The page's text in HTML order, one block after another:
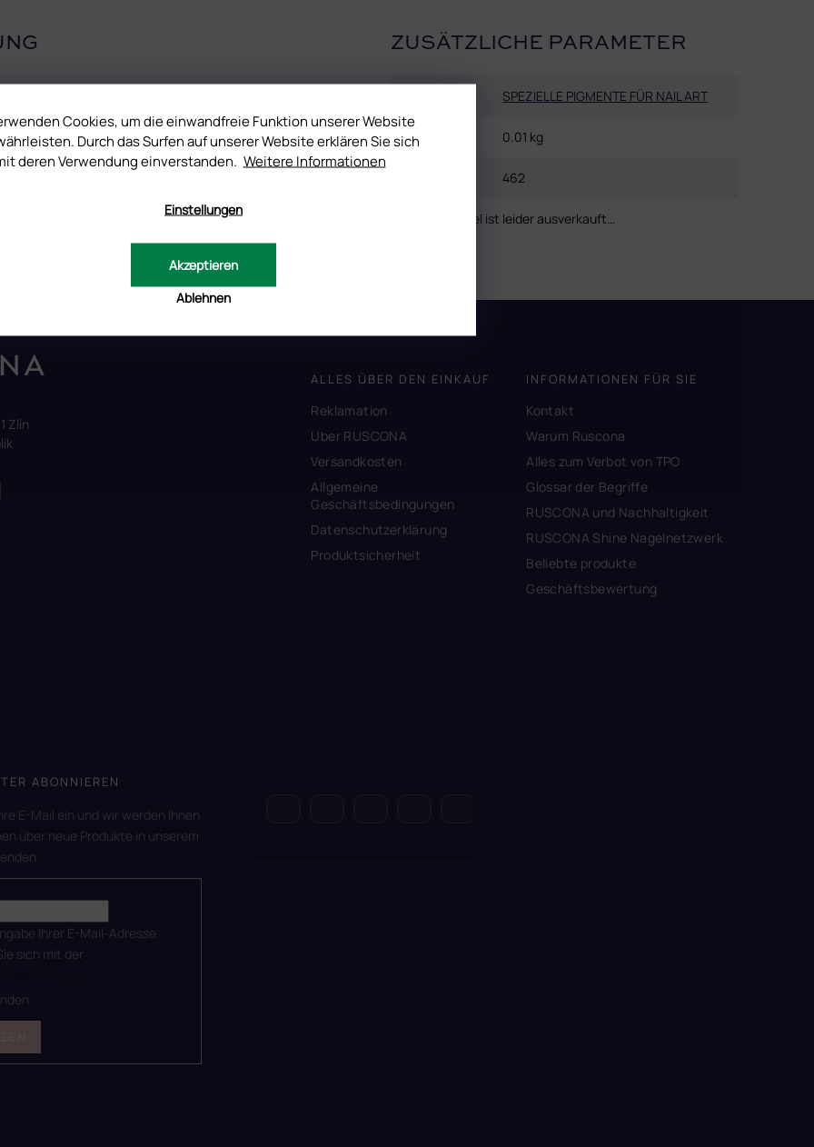
Cookies, um die einwandfreie Funktion unserer Website
Durch das Surfen auf unserer Website erklären Sie sich
deren Verwendung einverstanden. Weitere Informationen
Einstellungen
Ablehnen
Akzeptieren
Fläscheninhalt nicht aus.
Bild und die tatsächliche Farbe voneinander abweichen können.
Ihres Endgerätes beeinflusst.
ZUSÄTZLICHE PARAMETER
SPEZIELLE PIGMENTE FÜR NAIL ART
Gewicht 0.01 kg
462
Dieser Artikel ist leider ausverkauft…
Zlín
ALLES ÜBER DEN EINKAUF
Reklamation
Uber RUSCONA
Versandkosten
Allgemeine
Geschäftsbedingungen
Datenschutzerklärung
Produktsicherheit
INFORMATIONEN FÜR SIE
Kontakt
Warum Ruscona
Alles zum Verbot von TPO
Glossar der Begriffe
RUSCONA und Nachhaltigkeit
RUSCONA Shine Nagelnetzwerk
Beliebte produkte
Geschäftsbewertung
ABONNIEREN
E-Mail ein und wir werden Ihnen
über neue Produkte in unserem
Ihrer E-Mail-Adresse
sich mit der